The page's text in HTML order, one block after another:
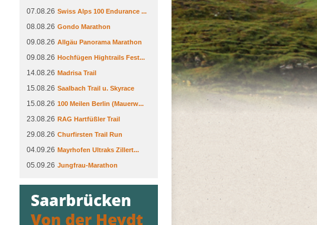
07.08.26 Swiss Alps 100 Endurance ...
08.08.26 Gondo Marathon
09.08.26 Allgäu Panorama Marathon
09.08.26 Hochfügen Hightrails Fest...
14.08.26 Madrisa Trail
15.08.26 Saalbach Trail u. Skyrace
15.08.26 100 Meilen Berlin (Mauerw...
23.08.26 RAG Hartfüßler Trail
29.08.26 Churfirsten Trail Run
04.09.26 Mayrhofen Ultraks Zillert...
05.09.26 Jungfrau-Marathon